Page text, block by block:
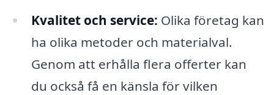
Kvalitet och service: Olika företag kan
ha olika metoder och materialval.
Genom att erhålla flera offerter kan
du också få en känsla för vilken